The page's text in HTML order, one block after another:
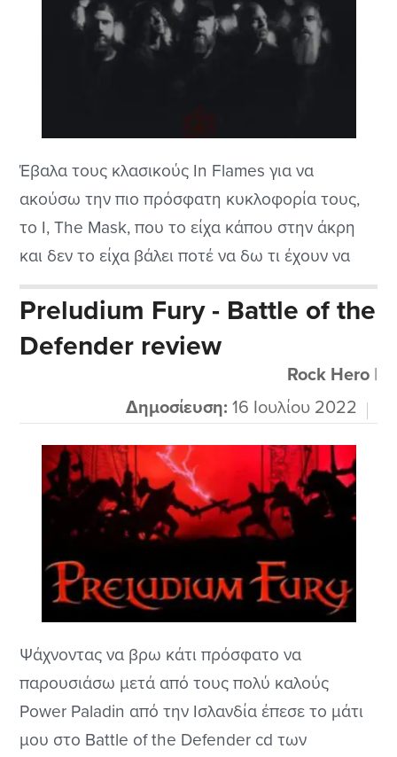
Έβαλα τους κλασικούς In Flames για να
ακούσω την πιο πρόσφατη κυκλοφορία τους,
το I, The Mask, που το είχα κάπου στην άκρη
και δεν το είχα βάλει ποτέ να δω τι έχουν να
μας πουν οι φίλοι μας από την Σουηδία. Μην
ξεχνάμε ότι αυτοί μαζί με τους At the Gates και
τους θρυλικούς...
Preludium Fury - Battle of the
Defender review
Rock Hero|
Δημοσίευση: 16 Ιουλίου 2022
Ψάχνοντας να βρω κάτι πρόσφατο να
παρουσιάσω μετά από τους πολύ καλούς
Power Paladin από την Ισλανδία έπεσε το μάτι
μου στο Battle of the Defender cd των